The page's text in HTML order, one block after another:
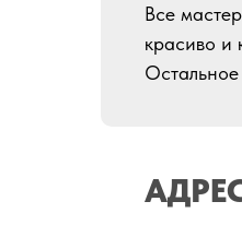
Все
красиво и